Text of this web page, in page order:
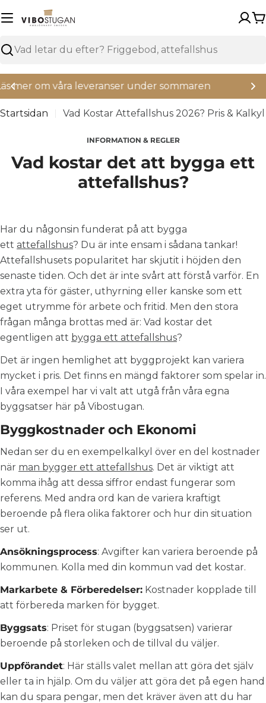
över
Sök
Nya regler för Attefallshus
Startsidan Vad Kostar Attefallshus 2026? Pris & Kalkyl
INFORMATION & REGLER
Vad kostar det att bygga ett
attefallshus?
Har du någonsin funderat på att bygga
ett attefallshus? Du är inte ensam i sådana tankar!
Attefallshusets popularitet har skjutit i höjden den
senaste tiden. Och det är inte svårt att förstå varför. En
extra yta för gäster, uthyrning eller kanske som ett
eget utrymme för arbete och fritid. Men den stora
frågan många brottas med är: Vad kostar det
egentligen att bygga ett attefallshus?
Det är ingen hemlighet att byggprojekt kan variera
mycket i pris. Det finns en mängd faktorer som spelar in.
I våra exempel har vi valt att utgå från våra egna
byggsatser här på Vibostugan.
Byggkostnader och Ekonomi
Nedan ser du en exempelkalkyl över en del kostnader
när man bygger ett attefallshus. Det är viktigt att
komma ihåg att dessa siffror endast fungerar som
referens. Med andra ord kan de variera kraftigt
beroende på flera olika faktorer och hur din situation
ser ut.
Ansökningsprocess: Avgifter kan variera beroende på
kommunen. Kolla med din kommun vad det kostar.
Markarbete & Förberedelser: Kostnader kopplade till
att förbereda marken för bygget.
Byggsats: Priset för stugan (byggsatsen) varierar
beroende på storleken och de tillval du väljer.
Uppförandet: Här ställs valet mellan att göra det själv
eller ta in hjälp. Om du väljer att göra det på egen hand
kan du spara pengar, men det kräver även att du har